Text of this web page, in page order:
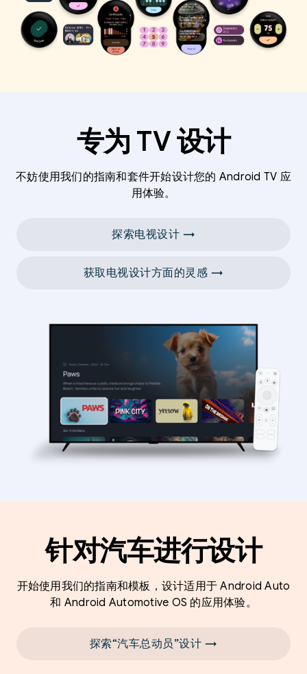
专为 TV 设计
不妨使用我们的指南和套件开始设计您的 Android TV 应
用体验。
探索电视设计 →
获取电视设计方面的灵感 →
针对汽车进行设计
开始使用我们的指南和模板，设计适用于 Android Auto
和 Android Automotive OS 的应用体验。
探索“汽车总动员”设计 →